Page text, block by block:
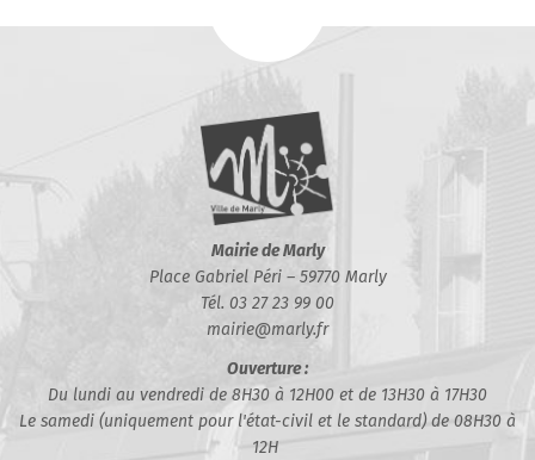
Mairie de Marly
Place Gabriel Péri – 59770 Marly
Tél. 03 27 23 99 00
mairie@marly.fr
Ouverture :
Du lundi au vendredi de 8H30 à 12H00 et de 13H30 à 17H30
Le samedi (uniquement pour l'état-civil et le standard) de 08H30 à
12H